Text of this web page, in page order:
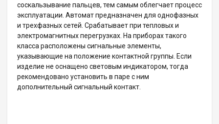
соскальзывание пальцев, тем самым облегчает процесс
эксплуатации. Автомат предназначен для однофазных
и трехфазных сетей. Срабатывает при тепловых и
электромагнитных перегрузках. На приборах такого
класса расположены сигнальные элементы,
указывающие на положение контактной группы. Если
изделие не оснащено световым индикатором, тогда
рекомендовано установить в паре с ним
дополнительный сигнальный контакт.